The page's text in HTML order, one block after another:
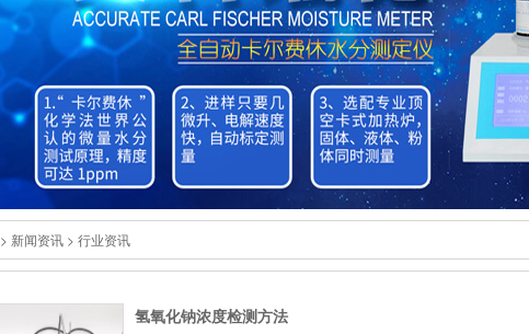
> 新闻资讯 > 行业资讯
氢氧化钠浓度检测方法